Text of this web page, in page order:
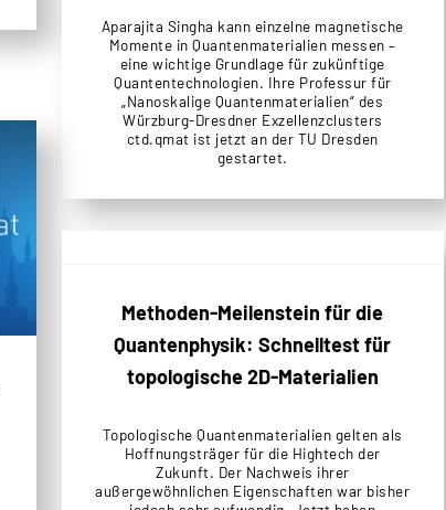
Aparajita Singha kann einzelne magnetische
Momente in Quantenmaterialien messen –
eine wichtige Grundlage für zukünftige
Quantentechnologien. Ihre Professur für
„Nanoskalige Quantenmaterialien“ des
Würzburg-Dresdner Exzellenzclusters
ctd.qmat ist jetzt an der TU Dresden
gestartet.
Methoden-Meilenstein für die
Quantenphysik: Schnelltest für
topologische 2D-Materialien
Topologische Quantenmaterialien gelten als
Hoffnungsträger für die Hightech der
Zukunft. Der Nachweis ihrer
außergewöhnlichen Eigenschaften war bisher